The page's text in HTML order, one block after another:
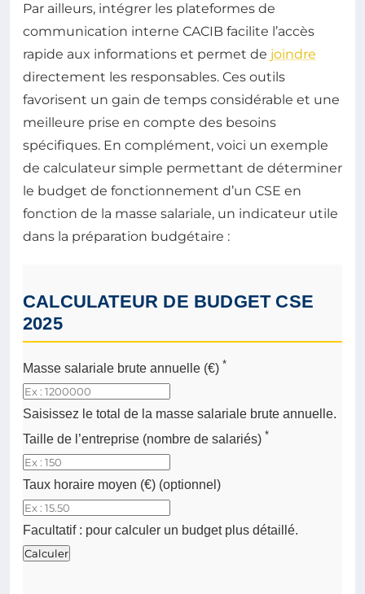
Par ailleurs, intégrer les plateformes de
communication interne CACIB facilite l’accès
rapide aux informations et permet de joindre
directement les responsables. Ces outils
favorisent un gain de temps considérable et une
meilleure prise en compte des besoins
spécifiques. En complément, voici un exemple
de calculateur simple permettant de déterminer
le budget de fonctionnement d’un CSE en
fonction de la masse salariale, un indicateur utile
dans la préparation budgétaire :
CALCULATEUR DE BUDGET CSE
2025
Masse salariale brute annuelle (€) *
Saisissez le total de la masse salariale brute annuelle.
Taille de l’entreprise (nombre de salariés) *
Taux horaire moyen (€) (optionnel)
Facultatif : pour calculer un budget plus détaillé.
Calculer